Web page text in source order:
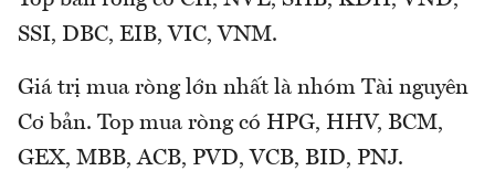
SSI, DBC, EIB, VIC, VNM.
Giá trị mua ròng lớn nhất là nhóm Tài nguyên
Cơ bản. Top mua ròng có HPG, HHV, BCM,
GEX, MBB, ACB, PVD, VCB, BID, PNJ.